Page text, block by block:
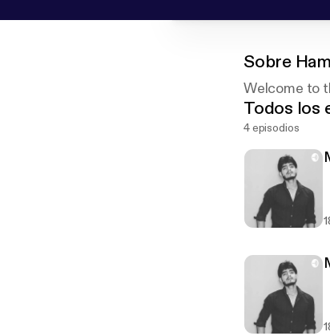
Sobre
Welcome to
Todos los
4 episodios